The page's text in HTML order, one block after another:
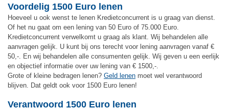
Voordelig 1500 Euro lenen
Hoeveel u ook wenst te lenen Kredietconcurrent is u graag van dienst.
Of het nu gaat om een lening van 50 Euro of 75.000 Euro.
Kredietconcurrent verwelkomt u graag als klant. Wij behandelen alle
aanvragen gelijk. U kunt bij ons terecht voor lening aanvragen vanaf €
50,-. En wij behandelen alle consumenten gelijk. Wij geven u een eerlijk
en objectief informatie over uw lening van € 1500,-.
Grote of kleine bedragen lenen? Geld lenen moet wel verantwoord
blijven. Dat geldt ook voor 1500 Euro lenen!
Verantwoord 1500 Euro lenen